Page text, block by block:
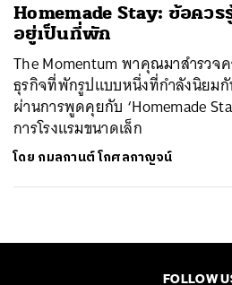
Homemade Stay: ข้อคว
อยู่เป็นที่พัก
The Momentum พาคุณมาสำรวจ
ธุรกิจที่พักรูปแบบหนึ่งที่กำลังนิยมกั
ผ่านการพูดคุยกับ ‘Homemade
การโรงแรมขนาดเล็ก
โดย กมลกานต์ โกศลกาญจน์
FOLLOW